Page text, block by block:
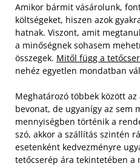
Amikor bármit vásárolunk,
költségeket, hiszen azok
hatnak. Viszont, amit
a minőségnek sohasem
összegek. Mitől függ a
nehéz egyetlen mondatban
Meghatározó többek között
bevonat, de ugyanígy az sem
mennyiségben történik a
szó, akkor a szállítás szintén
esetenként kedvezményre
tetőcserép ára tekintetében a